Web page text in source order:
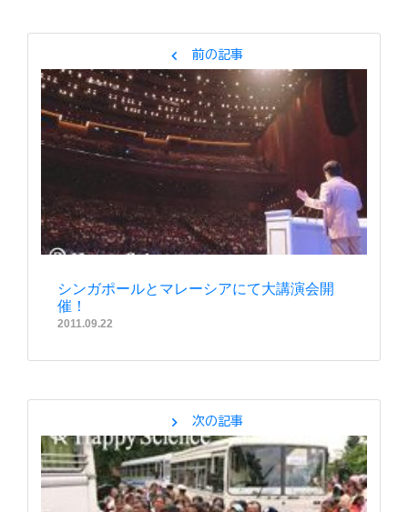
chevron_left 前の記事
シンガポールとマレーシアにて大講演会開
催！
2011.09.22
chevron_right 次の記事